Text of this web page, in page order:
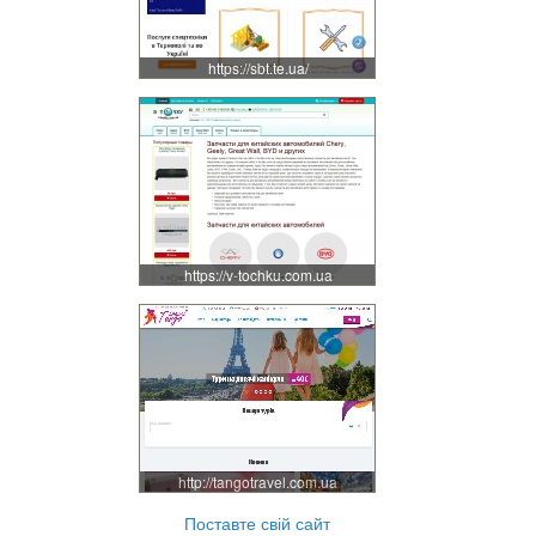
https://sbt.te.ua/
https://v-tochku.com.ua
http://tangotravel.com.ua
Поставте свій сайт